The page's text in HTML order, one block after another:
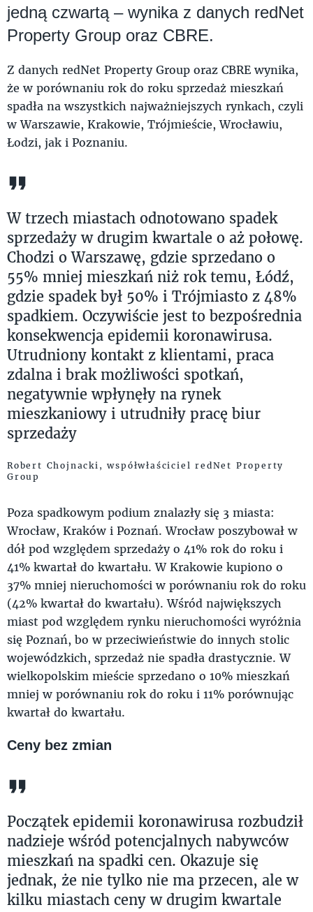
jedną czwartą – wynika z danych redNet
Property Group oraz CBRE.
Z danych redNet Property Group oraz CBRE wynika,
że w porównaniu rok do roku sprzedaż mieszkań
spadła na wszystkich najważniejszych rynkach, czyli
w Warszawie, Krakowie, Trójmieście, Wrocławiu,
Łodzi, jak i Poznaniu.
W trzech miastach odnotowano spadek
sprzedaży w drugim kwartale o aż połowę.
Chodzi o Warszawę, gdzie sprzedano o
55% mniej mieszkań niż rok temu, Łódź,
gdzie spadek był 50% i Trójmiasto z 48%
spadkiem. Oczywiście jest to bezpośrednia
konsekwencja epidemii koronawirusa.
Utrudniony kontakt z klientami, praca
zdalna i brak możliwości spotkań,
negatywnie wpłynęły na rynek
mieszkaniowy i utrudniły pracę biur
sprzedaży
Robert Chojnacki, współwłaściciel redNet Property
Group
Poza spadkowym podium znalazły się 3 miasta:
Wrocław, Kraków i Poznań. Wrocław poszybował w
dół pod względem sprzedaży o 41% rok do roku i
41% kwartał do kwartału. W Krakowie kupiono o
37% mniej nieruchomości w porównaniu rok do roku
(42% kwartał do kwartału). Wśród największych
miast pod względem rynku nieruchomości wyróżnia
się Poznań, bo w przeciwieństwie do innych stolic
wojewódzkich, sprzedaż nie spadła drastycznie. W
wielkopolskim mieście sprzedano o 10% mieszkań
mniej w porównaniu rok do roku i 11% porównując
kwartał do kwartału.
Ceny bez zmian
Początek epidemii koronawirusa rozbudził
nadzieje wśród potencjalnych nabywców
mieszkań na spadki cen. Okazuje się
jednak, że nie tylko nie ma przecen, ale w
kilku miastach ceny w drugim kwartale